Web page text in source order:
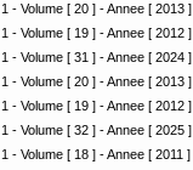
1 - Volume [ 20 ] - Annee [ 2013 ]
1 - Volume [ 19 ] - Annee [ 2012 ]
1 - Volume [ 31 ] - Annee [ 2024 ]
1 - Volume [ 20 ] - Annee [ 2013 ]
1 - Volume [ 19 ] - Annee [ 2012 ]
1 - Volume [ 32 ] - Annee [ 2025 ]
1 - Volume [ 18 ] - Annee [ 2011 ]